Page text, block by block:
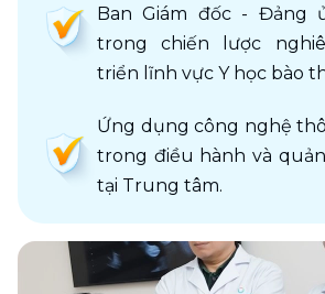
Ban Giám đốc - Đảng
trong chiến lược
triển lĩnh vực Y học bào
Ứng dụng công nghệ
trong điều hành và
tại Trung tâm.